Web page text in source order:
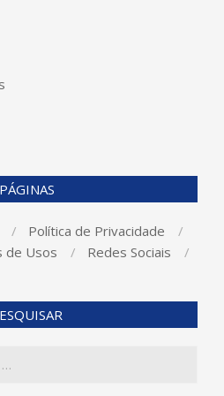
PÁGINAS
Política de Privacidade
de Usos
Redes Sociais